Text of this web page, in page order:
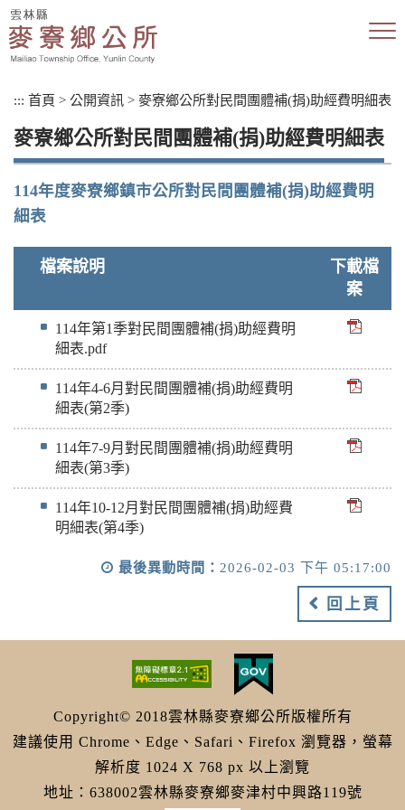
跳
到
主
::: 首頁 > 公開資訊 > 麥寮鄉公所對民間團體補(捐)助經費明細表
麥寮鄉公所對民間團體補(捐)助經費明細表
114年度麥寮鄉鎮市公所對民間團體補(捐)助經費明
細表
檔案說明
下載檔
案
114年第1季對民間團體補(捐)助經費明
細表.pdf
114年4-6月對民間團體補(捐)助經費明
細表(第2季)
114年7-9月對民間團體補(捐)助經費明
細表(第3季)
114年10-12月對民間團體補(捐)助經費
明細表(第4季)
最後異動時間： 2026-02-03 下午 05:17:00
回上頁
Copyright© 2018雲林縣麥寮鄉公所版權所有
建議使用 Chrome、Edge、Safari、Firefox 瀏覽器，螢幕
解析度 1024 X 768 px 以上瀏覽
地址：638002雲林縣麥寮鄉麥津村中興路119號